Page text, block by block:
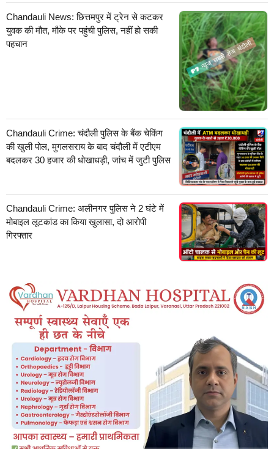
Chandauli News: छित्तमपुर में ट्रेन से कटकर
युवक की मौत, मौके पर पहुंची पुलिस, नहीं हो सकी
पहचान
Chandauli Crime: चंदौली पुलिस के बैंक चेकिंग
की खुली पोल, मुगलसराय के बाद चंदौली में एटीएम
बदलकर 30 हजार की धोखाधड़ी, जांच में जुटी पुलिस
Chandauli Crime: अलीनगर पुलिस ने 2 घंटे में
मोबाइल लूटकांड का किया खुलासा, दो आरोपी
गिरफ्तार